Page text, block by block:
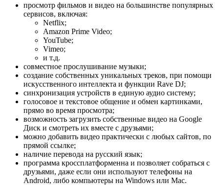
просмотр фильмов и видео на большинстве популярных
сервисов, включая:
Netflix;
Amazon Prime Video;
YouTube;
Vimeo;
и т.д.
совместное прослушивание музыки;
создание собственных уникальных треков, при помощи
искусственного интеллекта и функции Rave DJ;
синхронизация устройств в единую аудио систему;
голосовое и текстовое общение и обмен картинками,
прямо во время просмотра;
возможность загрузить собственные видео на Google
Диск и смотреть их вместе с друзьями;
можно добавить видео практически с любых сайтов, по
прямой ссылке;
наличие перевода на русский язык;
программа кроссплатформенна и позволяет собраться с
друзьями, даже если они используют телефоны на
Android, либо компьютеры на Windows или Mac.